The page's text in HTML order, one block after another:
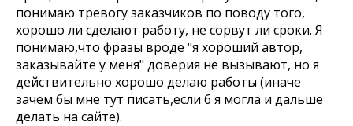
понимаю тревогу заказчиков по поводу того,
хорошо ли сделают работу, не сорвут ли сроки. Я
понимаю,что фразы вроде "я хороший автор,
заказывайте у меня" доверия не вызывают, но я
действительно хорошо делаю работы (иначе
зачем бы мне тут писать,если б я могла и дальше
делать на сайте).